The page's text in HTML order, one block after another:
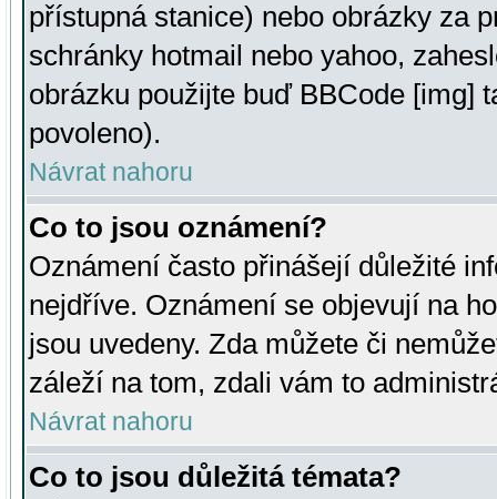
přístupná stanice) nebo obrázky za
schránky hotmail nebo yahoo,
obrázku použijte buď BBCode [img]
povoleno).
Návrat nahoru
Co to jsou oznámení?
Oznámení často přinášejí důležité
nejdříve. Oznámení se objevují na
jsou uvedeny. Zda můžete či
záleží na tom, zdali vám to
Návrat nahoru
Co to jsou důležitá témata?